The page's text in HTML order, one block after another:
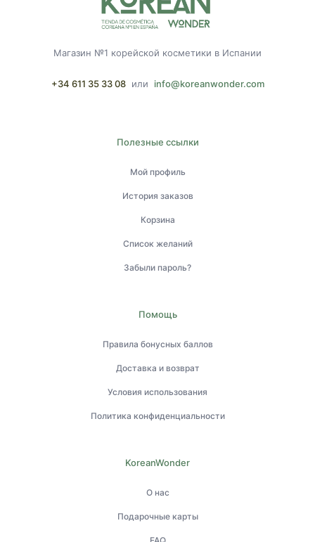
Магазин №1 корейской косметики в Испании
+34 611 35 33 08 или info@koreanwonder.com
Полезные ссылки
Мой профиль
История заказов
Корзина
Список желаний
Забыли пароль?
Помощь
Правила бонусных баллов
Доставка и возврат
Условия использования
Политика конфиденциальности
KoreanWonder
О нас
Подарочные карты